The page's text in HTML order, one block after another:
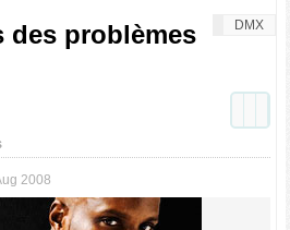
DMX
des problèmes
2008